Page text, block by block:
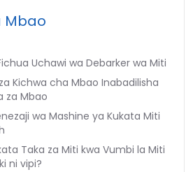
Mbao
Uchawi wa Debarker wa Miti
Kichwa cha Mbao Inabadilisha
za Mbao
wa Mashine ya Kukata Miti
Taka za Miti kwa Vumbi la Miti
ni vipi?